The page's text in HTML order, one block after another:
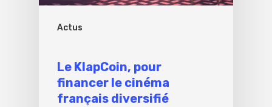
Actus
Le KlapCoin, pour
financer le cinéma
français diversifié